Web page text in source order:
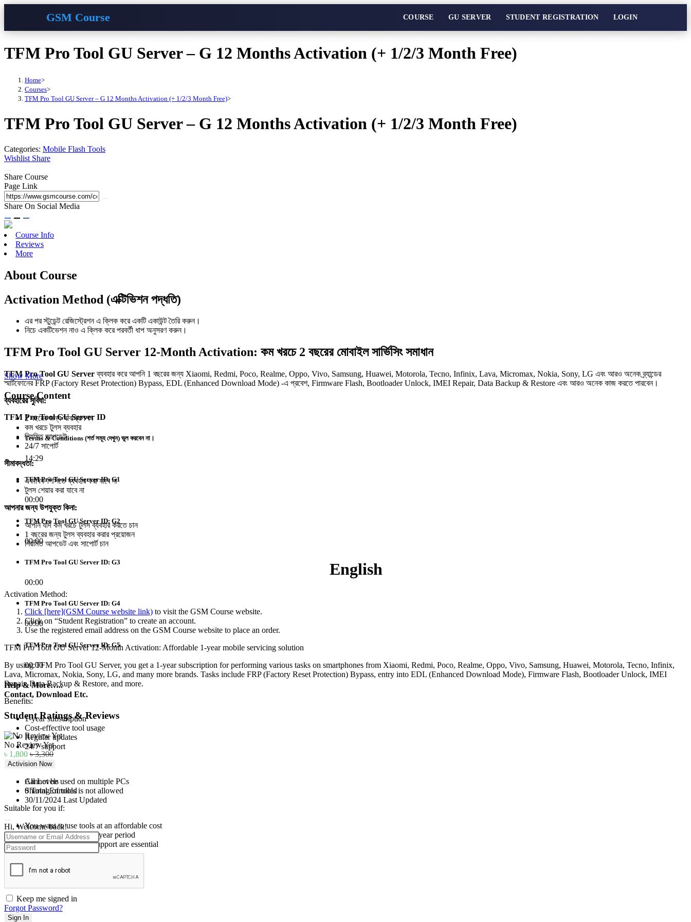
GSM Course COURSE GU SERVER STUDENT REGISTRATION LOGIN
Skip
TFM Pro Tool GU Server – G 12 Months Activation (+ 1/2/3 Month Free)
Home>
Courses>
TFM Pro Tool GU Server – G 12 Months Activation (+ 1/2/3 Month Free)>
TFM Pro Tool GU Server – G 12 Months Activation (+ 1/2/3 Month Free)
Categories: Mobile Flash Tools
Wishlist Share
Share Course
Page Link
Share On Social Media
Course Info
Reviews
More
About Course
Activation Method (এক্টিভিশন পদ্ধতি)
এর পর স্টুডেন্ট রেজিস্ট্রেশন এ ক্লিক করে একটি একাউন্ট তৈরি করুন।
নিচে একটিভেশন নাও এ ক্লিক করে পরবর্তী ধাপ অনুসরণ করুন।
TFM Pro Tool GU Server 12-Month Activation: কম খরচে 2 বছরের মোবাইল সার্ভিসিং সমাধান
TFM Pro Tool GU Serverব্যবহার করে আপনি 1 বছরের জন্য Xiaomi, Redmi, Poco, Realme, Oppo, Vivo, Samsung, Huawei, Motorola, Tecno, Infinix, Lava, Micromax, Nokia, Sony, LG এবং আরও অনেক ব্র্যান্ডের
স্মার্টফোনের FRP (Factory Reset Protection) Bypass, EDL (Enhanced Download Mode) -এ প্রবেশ, Firmware Flash, Bootloader Unlock, IMEI Repair, Data Backup & Restore এবং আরও অনেক কাজ করতে পারবেন।
ব্যবহারের সুবিধা:
2 বছরের জন্য সাবস্ক্রিপশন
কম খরচে টুলস ব্যবহার
নিয়মিত আপডেট
24/7 সাপোর্ট
সীমাবদ্ধতা:
একাধিক পিসিতে ব্যবহার করা যাবে না
টুলস শেয়ার করা যাবে না
আপনার জন্য উপযুক্ত কিনা:
আপনি যদি কম খরচে টুলস ব্যবহার করতে চান
1 বছরের জন্য টুলস ব্যবহার করার প্রয়োজন
নিয়মিত আপডেট এবং সাপোর্ট চান
English
Activation Method:
Click [here](GSM Course website link) to visit the GSM Course website.
Click on “Student Registration” to create an account.
Use the registered email address on the GSM Course website to place an order.
TFM Pro Tool GU Server 12-Month Activation: Affordable 1-year mobile servicing solution
By using TFM Pro Tool GU Server, you get a 1-year subscription for performing various tasks on smartphones from Xiaomi, Redmi, Poco, Realme, Oppo, Vivo, Samsung, Huawei, Motorola, Tecno, Infinix,
Lava, Micromax, Nokia, Sony, LG, and many more brands. Tasks include FRP (Factory Reset Protection) Bypass, entry into EDL (Enhanced Download Mode), Firmware Flash, Bootloader Unlock, IMEI
Repair, Data Backup & Restore, and more.
Benefits:
1-year subscription
Cost-effective tool usage
Regular updates
24/7 support
Limitations:
Cannot be used on multiple PCs
Sharing of tools is not allowed
Suitable for you if:
You want to use tools at an affordable cost
You need tools for a 1-year period
Regular updates and support are essential
Show More
Course Content
TFM Pro Tool GU Server ID
Terms & Conditions (শর্ত সমূহ দেখুন) ভুল করবেন না।
14:29
TFM Pro Tool GU Server ID: G1
00:00
TFM Pro Tool GU Server ID: G2
00:00
TFM Pro Tool GU Server ID: G3
00:00
TFM Pro Tool GU Server ID: G4
00:00
TFM Pro Tool GU Server ID: G5
00:00
Help & More…..
Contact, Download Etc.
Student Ratings & Reviews
No Review Yet
৳ 1,800 ৳3,300
Activision Now
All Levels
0 Total Enrolled
30/11/2024 Last Updated
Hi, Welcome back!
Keep me signed in
Forgot Password?
Sign In